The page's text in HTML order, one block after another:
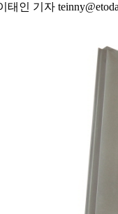
태인 기자